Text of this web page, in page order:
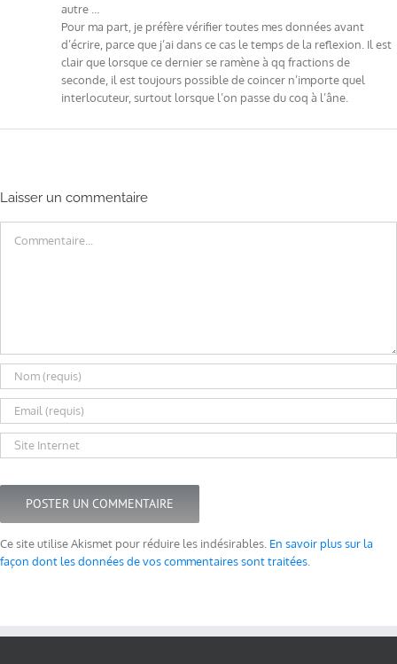
autre …
Pour ma part, je préfère vérifier toutes mes données avant
d’écrire, parce que j’ai dans ce cas le temps de la reflexion. Il est
clair que lorsque ce dernier se ramène à qq fractions de
seconde, il est toujours possible de coincer n’importe quel
interlocuteur, surtout lorsque l’on passe du coq à l’âne.
Laisser un commentaire
Ce site utilise Akismet pour réduire les indésirables. En savoir plus sur la
façon dont les données de vos commentaires sont traitées